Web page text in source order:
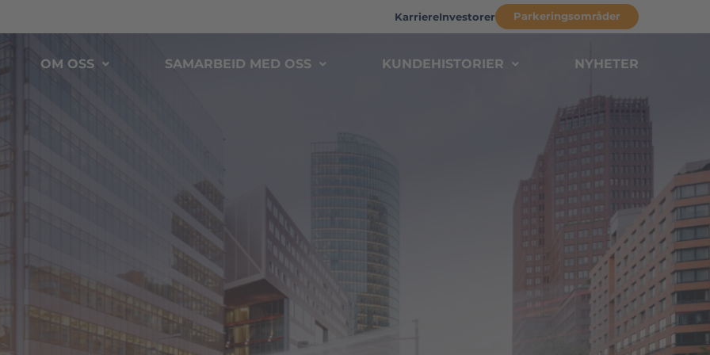
KarriereInvestorer Parkeringsområder
OM OSS SAMARBEID MED OSS KUNDEHISTORIER NYHETER